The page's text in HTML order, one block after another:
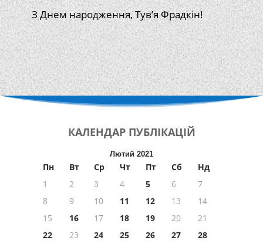
З Днем народження, Тув’я Фрадкін!
КАЛЕНДАР ПУБЛІКАЦІЙ
Лютий 2021
Пн Вт Ср Чт Пт Сб
Нд
1
2 3 4 5 6
7
8
9 10 11 12 13
14
15
16 17 18 19 20
21
22
23 24 25 26 27
28